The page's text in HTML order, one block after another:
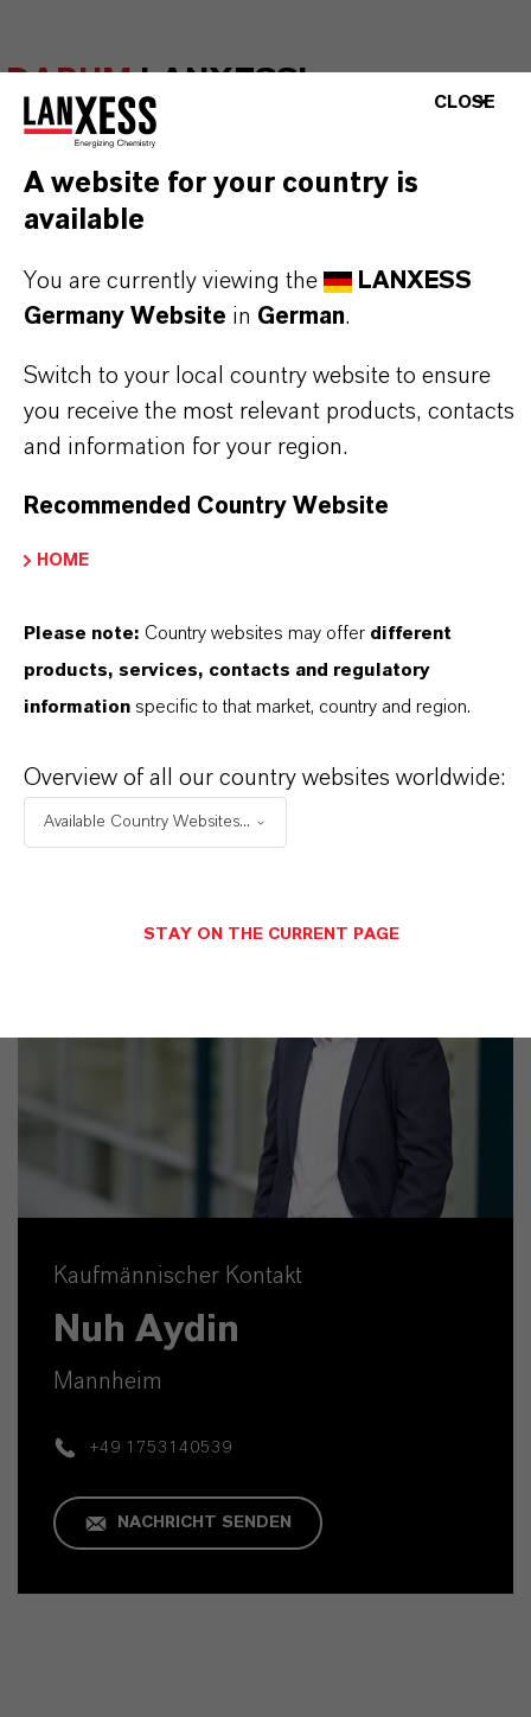
DARUMLANXESS!
Als führendes Spezialchemieunternehmen bieten
wir weit mehr als nur hochwertige Produkte: Wir
stehen für Zuverlässigkeit, Innovationskraft und
unseres Handelns stehen jedoch Sie: unsere
Kunden. Unsere Kunden profitieren von
maßgeschneiderten Lösungen, globaler Präsenz
und einem tiefen Verständnis ihrer Märkte. Hier
finden Sie gleich elf überzeugende Gründe, warum
ist.
11 Gründe, warum LANXESS der richtige
Partner für Ihr Unternehmen ist
Kaufmännischer Kontakt
Nuh Aydin
Mannheim
+49 1753140539
NACHRICHT SENDEN
CLOSE
A website for your country is
available
You are currently viewing the
LANXESS
Germany Website in German.
Switch to your local country website to ensure
you receive the most relevant products, contacts
and information for your region.
Recommended Country Website
HOME
Please note: Country websites may offer different
products, services, contacts and regulatory
information specific to that market, country and region.
Overview of all our country websites worldwide:
Available Country Websites...
STAY ON THE CURRENT PAGE